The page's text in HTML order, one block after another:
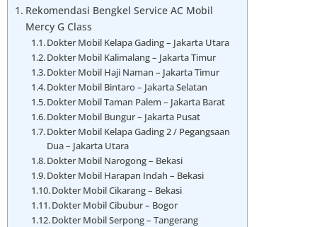
Rekomendasi Bengkel Service AC Mobil
Mercy G Class
Dokter Mobil Kelapa Gading – Jakarta Utara
Dokter Mobil Kalimalang – Jakarta Timur
Dokter Mobil Haji Naman – Jakarta Timur
Dokter Mobil Bintaro – Jakarta Selatan
Dokter Mobil Taman Palem – Jakarta Barat
Dokter Mobil Bungur – Jakarta Pusat
Dokter Mobil Kelapa Gading 2 / Pegangsaan
Dua – Jakarta Utara
Dokter Mobil Narogong – Bekasi
Dokter Mobil Harapan Indah – Bekasi
Dokter Mobil Cikarang – Bekasi
Dokter Mobil Cibubur – Bogor
Dokter Mobil Serpong – Tangerang